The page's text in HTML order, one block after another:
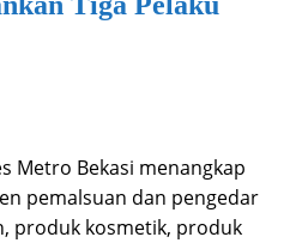
Metro Bekasi menangkap
pemalsuan dan pengedar
produk kosmetik, produk